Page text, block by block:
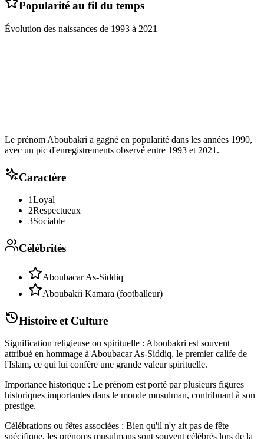
Popularité au fil du temps
Évolution des naissances de 1993 à 2021
Le prénom Aboubakri a gagné en popularité dans les années 1990,
avec un pic d'enregistrements observé entre 1993 et 2021.
Caractère
1Loyal
2Respectueux
3Sociable
Célébrités
Aboubacar As-Siddiq
Aboubakri Kamara (footballeur)
Histoire et Culture
Signification religieuse ou spirituelle : Aboubakri est souvent
attribué en hommage à Aboubacar As-Siddiq, le premier calife de
l'Islam, ce qui lui confère une grande valeur spirituelle.
Importance historique : Le prénom est porté par plusieurs figures
historiques importantes dans le monde musulman, contribuant à son
prestige.
Célébrations ou fêtes associées : Bien qu'il n'y ait pas de fête
spécifique, les prénoms musulmans sont souvent célébrés lors de la